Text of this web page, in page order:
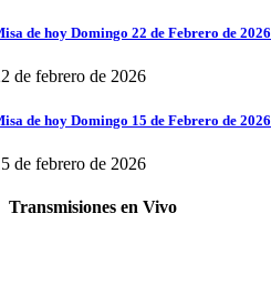
de hoy Domingo 22 de Febrero de 2026
de febrero de 2026
de hoy Domingo 15 de Febrero de 2026
de febrero de 2026
Transmisiones en Vivo